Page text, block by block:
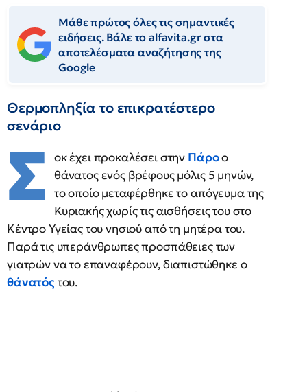
Μάθε πρώτος όλες τις σημαντικές
ειδήσεις. Βάλε το alfavita.gr στα
αποτελέσματα αναζήτησης της
Google
Θερμοπληξία το επικρατέστερο
σενάριο
Σ οκ έχει προκαλέσει στην Πάροο
θάνατος ενός βρέφους μόλις 5 μηνών,
το οποίο μεταφέρθηκε το απόγευμα της
Κυριακής χωρίς τις αισθήσεις του στο
Κέντρο Υγείας του νησιού από τη μητέρα του.
Παρά τις υπεράνθρωπες προσπάθειες των
γιατρών να το επαναφέρουν, διαπιστώθηκε ο
θάνατόςτου.